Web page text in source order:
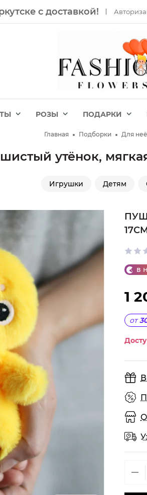
с доставкой!
РОЗЫ ПОДАРКИ
Главная Подборки Для неё
утёнок,
Игрушки Детям
в
1
от